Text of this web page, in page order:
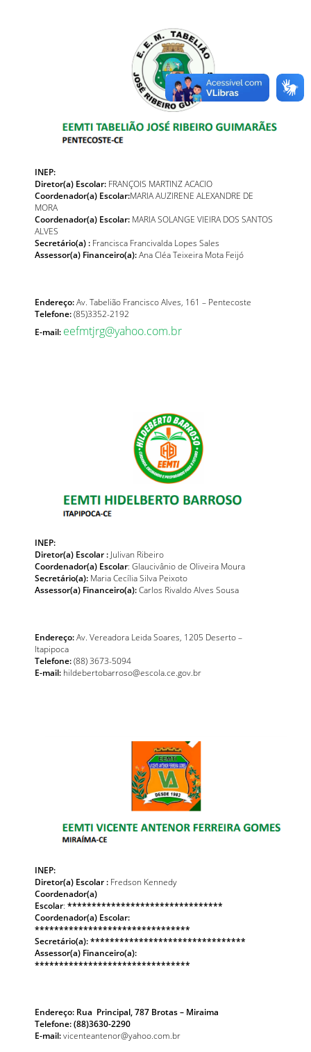
INEP:
Diretor(a) Escolar: FRANÇOIS MARTINZ ACACIO
Coordenador(a) Escolar:MARIA AUZIRENE ALEXANDRE DE
MORA
Coordenador(a) Escolar: MARIA SOLANGE VIEIRA DOS SANTOS
ALVES
Secretário(a) : Francisca Francivalda Lopes Sales
Assessor(a) Financeiro(a):Ana Cléa Teixeira Mota Feijó
Endereço:Av. Tabelião Francisco Alves, 161 – Pentecoste
Telefone:(85)3352-2192
E-mail: eefmtjrg@yahoo.com.br
INEP:
Diretor(a) Escolar : Julivan Ribeiro
Coordenador(a) Escolar: Glaucivânio de Oliveira Moura
Secretário(a): Maria Cecília Silva Peixoto
Assessor(a) Financeiro(a):Carlos Rivaldo Alves Sousa
Endereço:Av. Vereadora Leida Soares, 1205 Deserto –
Itapipoca
Telefone:(88) 3673-5094
E-mail: hildebertobarroso@escola.ce.gov.br
INEP:
Diretor(a) Escolar : Fredson Kennedy
Coordenador(a)
Escolar: ********************************
Coordenador(a) Escolar:
********************************
Secretário(a): ********************************
Assessor(a) Financeiro(a):
********************************
Endereço: Rua Principal, 787 Brotas – Miraima
Telefone: (88)3630-2290
E-mail:vicenteantenor@yahoo.com.br